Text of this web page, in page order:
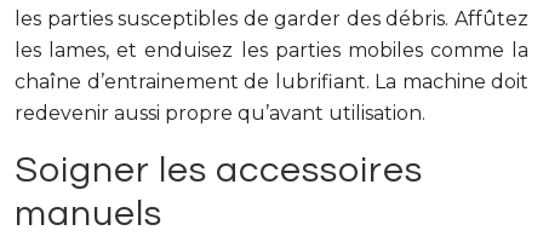
les parties susceptibles de garder des débris. Affûtez
les lames, et enduisez les parties mobiles comme la
chaîne d’entrainement de lubrifiant. La machine doit
redevenir aussi propre qu’avant utilisation.
Soigner les accessoires
manuels